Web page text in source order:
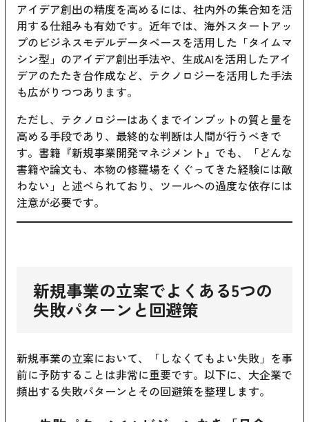
アイデア創出の精度を高めるには、社内外の集合知を活
用する仕組みも有効です。近年では、海外スタートアッ
プのビジネスモデルデータベースを活用した「タイムマ
シン型」のアイデア創出手法や、生成AIを活用したアイ
デアのたたき台作成など、テクノロジーを活用した手法
も広がりつつあります。
ただし、テクノロジーはあくまでインプットの質と量を
高める手段であり、最終的な判断は人間が行うべきで
す。書籍『新規事業開発マネジメント』でも、「どんな
書籍や論文も、本物の修羅場をくぐってきた経験には敵
わない」と述べられており、ツールへの過度な依存には
注意が必要です。
新規事業の立案でよくある5つの
失敗パターンと回避策
新規事業の立案において、「しなくてもよい失敗」を事
前に予防することは非常に重要です。以下に、大企業で
頻出する失敗パターンとその回避策を整理します。